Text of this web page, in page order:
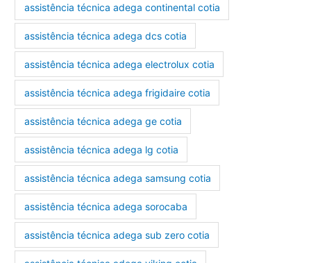
assistência técnica adega continental cotia
assistência técnica adega dcs cotia
assistência técnica adega electrolux cotia
assistência técnica adega frigidaire cotia
assistência técnica adega ge cotia
assistência técnica adega lg cotia
assistência técnica adega samsung cotia
assistência técnica adega sorocaba
assistência técnica adega sub zero cotia